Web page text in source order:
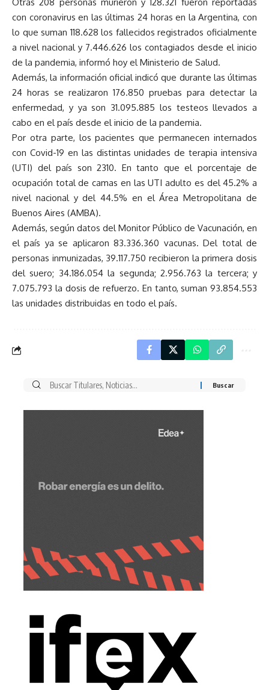
Otras 208 personas murieron y 128.321 fueron reportadas
con coronavirus en las últimas 24 horas en la Argentina, con
lo que suman 118.628 los fallecidos registrados oficialmente
a nivel nacional y 7.446.626 los contagiados desde el inicio
de la pandemia, informó hoy el Ministerio de Salud.
Además, la información oficial indicó que durante las últimas
24 horas se realizaron 176.850 pruebas para detectar la
enfermedad, y ya son 31.095.885 los testeos llevados a
cabo en el país desde el inicio de la pandemia.
Por otra parte, los pacientes que permanecen internados
con Covid-19 en las distintas unidades de terapia intensiva
(UTI) del país son 2310. En tanto que el porcentaje de
ocupación total de camas en las UTI adulto es del 45.2% a
nivel nacional y del 44.5% en el Área Metropolitana de
Buenos Aires (AMBA).
Además, según datos del Monitor Público de Vacunación, en
el país ya se aplicaron 83.336.360 vacunas. Del total de
personas inmunizadas, 39.117.750 recibieron la primera dosis
del suero; 34.186.054 la segunda; 2.956.763 la tercera; y
7.075.793 la dosis de refuerzo. En tanto, suman 93.854.553
las unidades distribuidas en todo el país.
Buscar